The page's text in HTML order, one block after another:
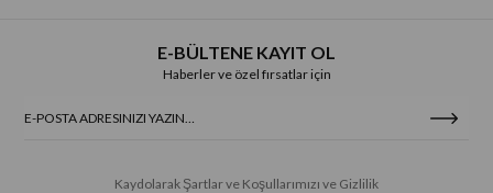
E-BÜLTENE KAYIT OL
Haberler ve özel fırsatlar için
Kaydolarak Şartlar ve Koşullarımızı ve Gizlilik